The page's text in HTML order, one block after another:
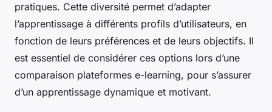
pratiques. Cette diversité permet d’adapter
l’apprentissage à différents profils d’utilisateurs, en
fonction de leurs préférences et de leurs objectifs. Il
est essentiel de considérer ces options lors d’une
comparaison plateformes e-learning, pour s’assurer
d’un apprentissage dynamique et motivant.